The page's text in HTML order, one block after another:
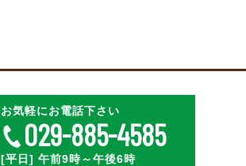
お気軽にお電話下さい
029-885-4585
[平日] 午前9時～午後6時